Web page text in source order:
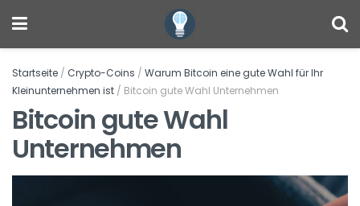
Startseite / Crypto-Coins / Warum Bitcoin eine gute Wahl für Ihr
Kleinunternehmen ist / Bitcoin gute Wahl Unternehmen
Bitcoin gute Wahl
Unternehmen